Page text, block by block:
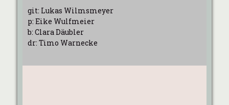
git: Lukas Wilmsmeyer
p: Eike Wulfmeier
b: Clara Däubler
dr: Timo Warnecke